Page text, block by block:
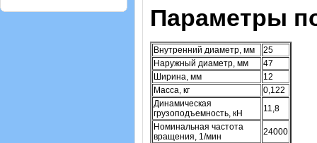
Параметры
Внутренний диаметр, мм
25
Наружный диаметр, мм
47
Ширина, мм
12
Масса, кг
0,122
Динамическая
грузоподъемность, кН
11,8
Номинальная частота
вращения, 1/мин
24000